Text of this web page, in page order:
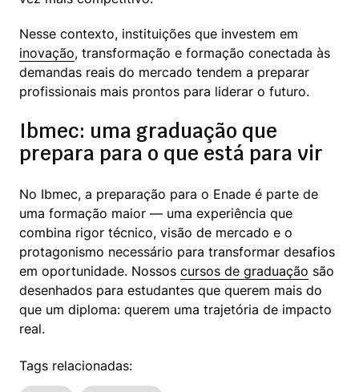
inovação, transformação e formação conectada às
demandas reais do mercado tendem a preparar
profissionais mais prontos para liderar o futuro.
Ibmec: uma graduação que
prepara para o que está para vir
No Ibmec, a preparação para o Enade é parte de
uma formação maior — uma experiência que
combina rigor técnico, visão de mercado e o
protagonismo necessário para transformar desafios
em oportunidade. Nossos cursos de graduação são
desenhados para estudantes que querem mais do
que um diploma: querem uma trajetória de impacto
real.
Tags relacionadas: